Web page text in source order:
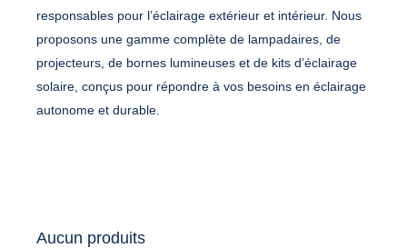
responsables pour l’éclairage extérieur et intérieur. Nous
proposons une gamme complète de lampadaires, de
projecteurs, de bornes lumineuses et de kits d’éclairage
solaire, conçus pour répondre à vos besoins en éclairage
autonome et durable.
Aucun produits